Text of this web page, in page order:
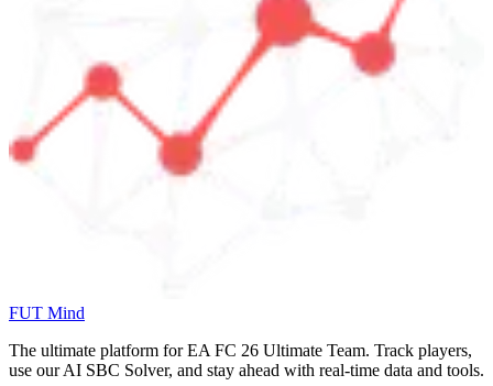
FUT Mind
The ultimate platform for EA FC 26 Ultimate Team. Track players,
use our AI SBC Solver, and stay ahead with real-time data and tools.